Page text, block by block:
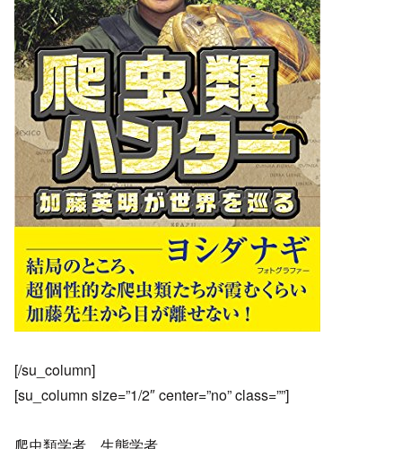
[/su_column]
[su_column size=”1/2″ center=”no” class=””]